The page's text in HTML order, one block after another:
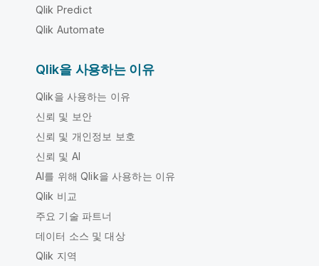
Qlik Predict
Qlik Automate
Qlik을 사용하는 이유
Qlik을 사용하는 이유
신뢰 및 보안
신뢰 및 개인정보 보호
신뢰 및 AI
AI를 위해 Qlik을 사용하는 이유
Qlik 비교
주요 기술 파트너
데이터 소스 및 대상
Qlik 지역